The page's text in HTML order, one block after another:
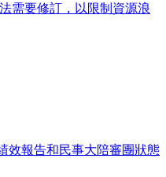
需要修訂，以限制資源浪
效報告和民事大陪審團狀態